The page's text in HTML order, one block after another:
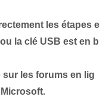
les étapes e
la clé USB est en b
sur les forums en lig